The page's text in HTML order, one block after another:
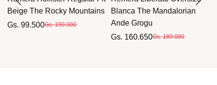
Beige The Rocky Mountains
Gs. 99.500Gs. 199.000
Blanca The Mandalorian
Ande Grogu
Gs. 160.650Gs. 189.000